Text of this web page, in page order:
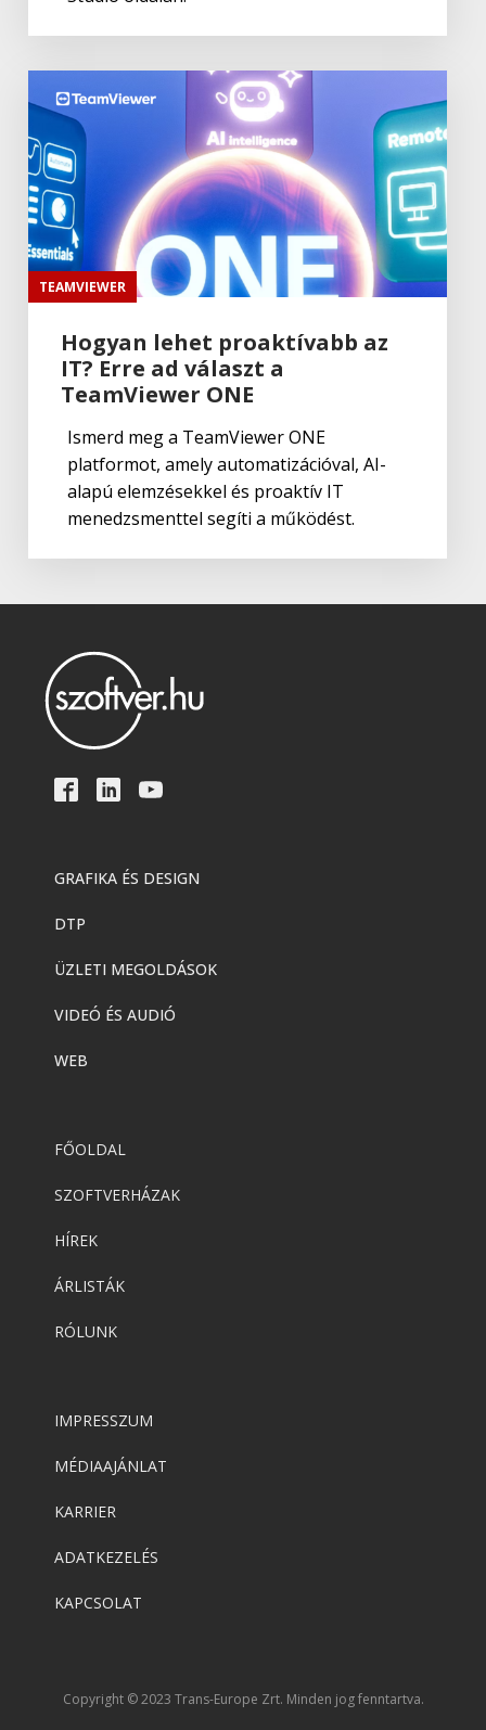
TEAMVIEWER
Hogyan lehet proaktívabb az
IT? Erre ad választ a
TeamViewer ONE
Ismerd meg a TeamViewer ONE
platformot, amely automatizációval, AI-
alapú elemzésekkel és proaktív IT
menedzsmenttel segíti a működést.
GRAFIKA ÉS DESIGN
DTP
ÜZLETI MEGOLDÁSOK
VIDEÓ ÉS AUDIÓ
WEB
FŐOLDAL
SZOFTVERHÁZAK
HÍREK
ÁRLISTÁK
RÓLUNK
IMPRESSZUM
MÉDIAAJÁNLAT
KARRIER
ADATKEZELÉS
KAPCSOLAT
Copyright © 2023 Trans-Europe Zrt. Minden jog fenntartva.